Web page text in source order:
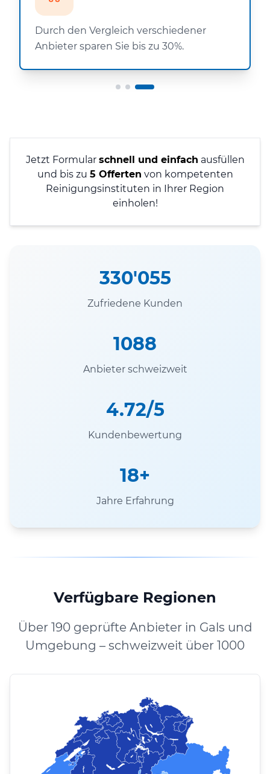
Durch den Vergleich verschiedener
Anbieter sparen Sie bis zu 30%.
Jetzt Formular schnell und einfach ausfüllen
und bis zu 5 Offerten von kompetenten
Reinigungsinstituten in Ihrer Region
einholen!
330'055
Zufriedene Kunden
1088
Anbieter schweizweit
4.72/5
Kundenbewertung
18+
Jahre Erfahrung
Verfügbare Regionen
Über 190 geprüfte Anbieter in Gals und
Umgebung – schweizweit über 1000